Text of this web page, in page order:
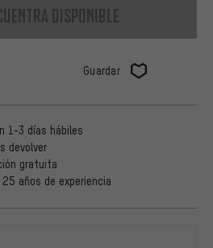
disponible
Guardar
1-3 días hábiles
devolver
gratuita
25 años de experiencia